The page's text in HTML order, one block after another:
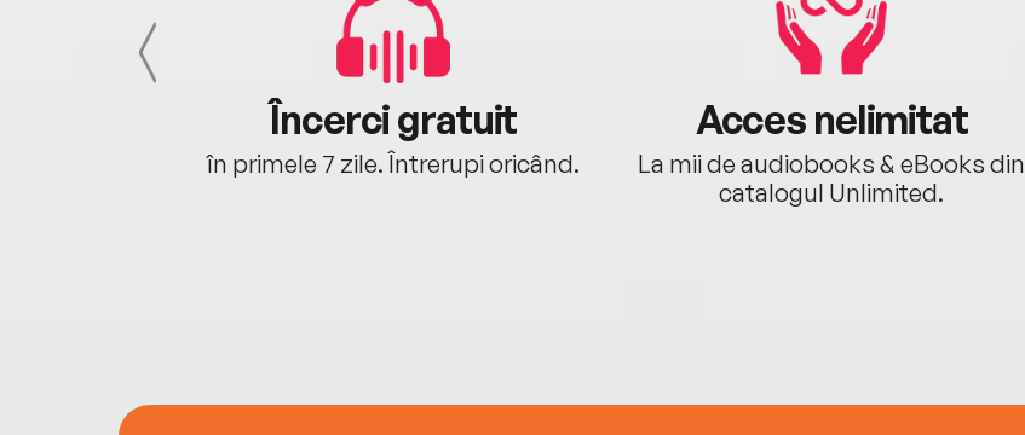
Încerci gratuit
în primele 7 zile. Întrerupi oricând.
Acces nelimitat
La mii de audiobooks & eBooks din
catalogul Unlimited.